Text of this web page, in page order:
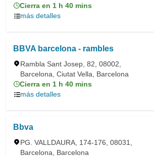
Cierra en 1 h 40 mins
más detalles
BBVA barcelona - rambles
Rambla Sant Josep, 82, 08002,
Barcelona, Ciutat Vella, Barcelona
Cierra en 1 h 40 mins
más detalles
Bbva
PG. VALLDAURA, 174-176, 08031,
Barcelona, Barcelona